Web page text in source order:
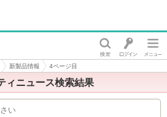
新製品情報 4ページ目
ィニュース検索結果